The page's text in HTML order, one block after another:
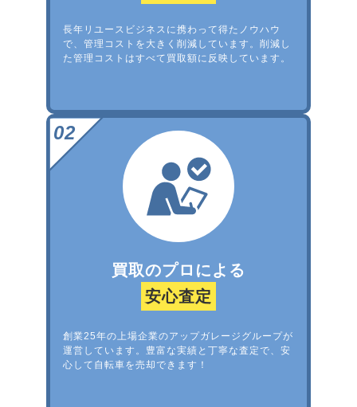
長年リユースビジネスに携わって得たノウハウ
で、管理コストを大きく削減しています。削減し
た管理コストはすべて買取額に反映しています。
買取のプロによる
安心査定
創業25年の上場企業のアップガレージグループが
運営しています。豊富な実績と丁寧な査定で、安
心して自転車を売却できます！